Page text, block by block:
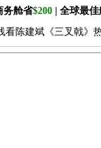
务舱省$200 | 全球最
看陈建斌《三叉戟》